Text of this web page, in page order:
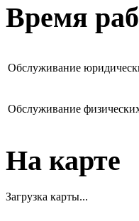
Время
Обслуживание
Обслуживание
На карте
Загрузка карты...